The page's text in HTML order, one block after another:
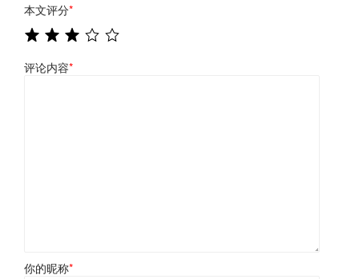
本文评分*
评论内容*
你的昵称*